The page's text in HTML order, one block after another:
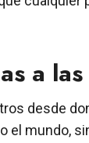
a
desde
el mundo,